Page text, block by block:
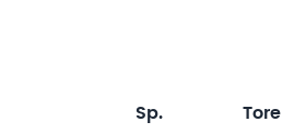
Sp. Tore